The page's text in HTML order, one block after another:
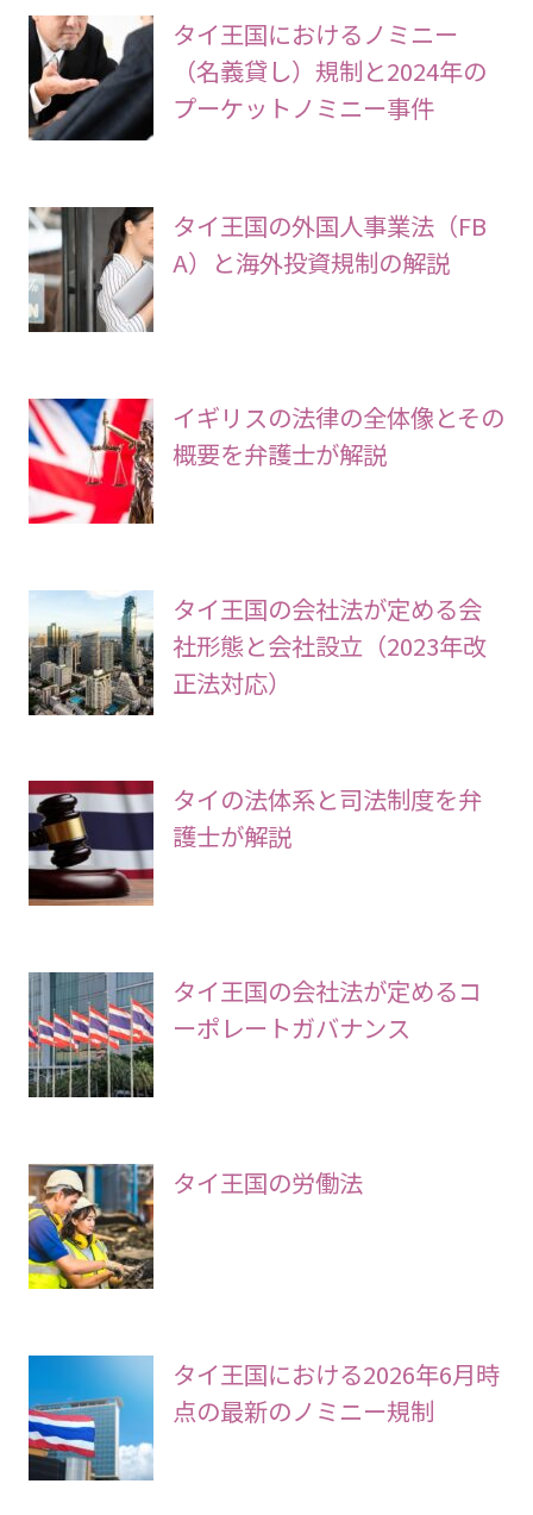
タイ王国におけるノミニー
（名義貸し）規制と2024年の
プーケットノミニー事件
タイ王国の外国人事業法（FB
A）と海外投資規制の解説
イギリスの法律の全体像とその
概要を弁護士が解説
タイ王国の会社法が定める会
社形態と会社設立（2023年改
正法対応）
タイの法体系と司法制度を弁
護士が解説
タイ王国の会社法が定めるコ
ーポレートガバナンス
タイ王国の労働法
タイ王国における2026年6月時
点の最新のノミニー規制